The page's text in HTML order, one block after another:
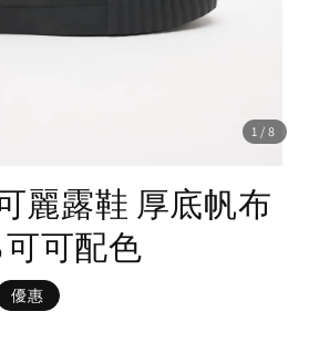
1 /8
麗露鞋 厚底帆布
可配色
優惠